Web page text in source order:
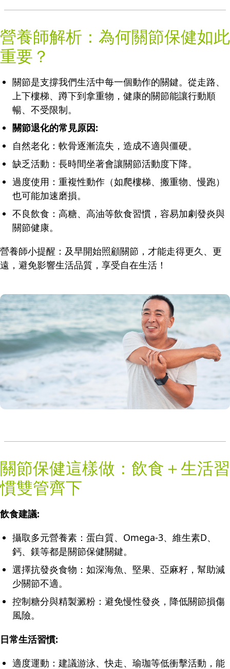
營養師解析：為何關節保健如此
重要？
關節是支撐我們生活中每一個動作的關鍵。從走路、
上下樓梯、蹲下到拿重物，健康的關節能讓行動順
暢、不受限制。
關節退化的常見原因:
自然老化：軟骨逐漸流失，造成不適與僵硬。
缺乏活動：長時間坐著會讓關節活動度下降。
過度使用：重複性動作（如爬樓梯、搬重物、慢跑）
也可能加速磨損。
不良飲食：高糖、高油等飲食習慣，容易加劇發炎與
關節健康。
營養師小提醒：及早開始照顧關節，才能走得更久、更
遠，避免影響生活品質，享受自在生活！
關節保健這樣做：飲食＋生活習
慣雙管齊下
飲食建議:
攝取多元營養素：蛋白質、Omega-3、維生素D、
鈣、鎂等都是關節保健關鍵。
選擇抗發炎食物：如深海魚、堅果、亞麻籽，幫助減
少關節不適。
控制糖分與精製澱粉：避免慢性發炎，降低關節損傷
風險。
日常生活習慣:
適度運動：建議游泳、快走、瑜珈等低衝擊活動，能